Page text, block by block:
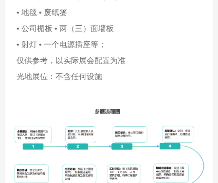
• 地毯 • 废纸篓
• 公司楣板 • 两（三）面墙板
• 射灯 • 一个电源插座等；
仅供参考，以实际展会配置为准
光地展位：不含任何设施